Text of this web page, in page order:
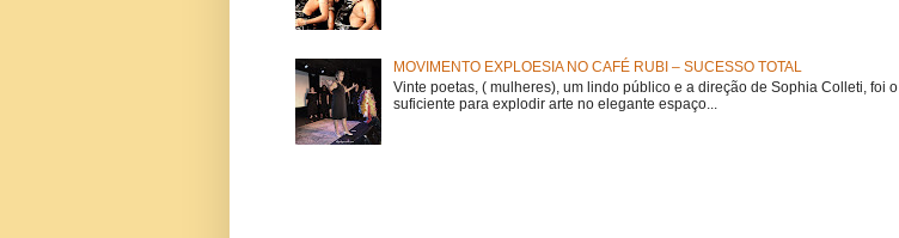
MOVIMENTO EXPLOESIA NO CAFÉ RUBI – SUCESSO TOTAL
Vinte poetas, ( mulheres), um lindo público e a direção de Sophia Colleti, foi o
suficiente para explodir arte no elegante espaço...